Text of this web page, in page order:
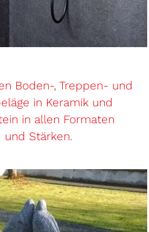
Boden-, Treppen- und
in Keramik und
in allen Formaten
und Stärken.